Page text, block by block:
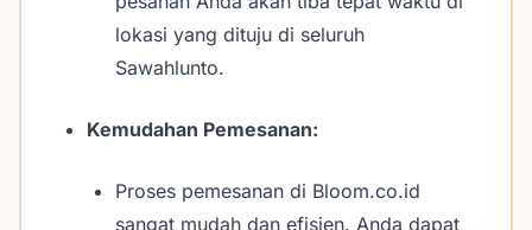
lokasi yang dituju di seluruh
Sawahlunto.
Kemudahan Pemesanan:
Proses pemesanan di Bloom.co.id
sangat mudah dan efisien. Anda dapat